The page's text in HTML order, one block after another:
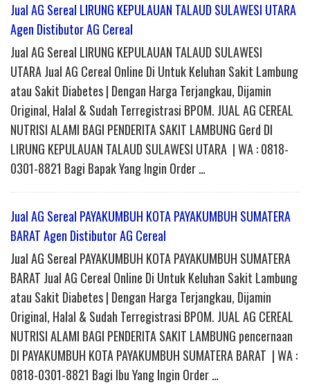
Jual AG Sereal LIRUNG KEPULAUAN TALAUD SULAWESI UTARA
Agen Distibutor AG Cereal
Jual AG Sereal LIRUNG KEPULAUAN TALAUD SULAWESI
UTARA Jual AG Cereal Online Di Untuk Keluhan Sakit Lambung
atau Sakit Diabetes | Dengan Harga Terjangkau, Dijamin
Original, Halal & Sudah Terregistrasi BPOM. JUAL AG CEREAL
NUTRISI ALAMI BAGI PENDERITA SAKIT LAMBUNG Gerd DI
LIRUNG KEPULAUAN TALAUD SULAWESI UTARA | WA : 0818-
0301-8821 Bagi Bapak Yang Ingin Order …
Jual AG Sereal PAYAKUMBUH KOTA PAYAKUMBUH SUMATERA
BARAT Agen Distibutor AG Cereal
Jual AG Sereal PAYAKUMBUH KOTA PAYAKUMBUH SUMATERA
BARAT Jual AG Cereal Online Di Untuk Keluhan Sakit Lambung
atau Sakit Diabetes | Dengan Harga Terjangkau, Dijamin
Original, Halal & Sudah Terregistrasi BPOM. JUAL AG CEREAL
NUTRISI ALAMI BAGI PENDERITA SAKIT LAMBUNG pencernaan
DI PAYAKUMBUH KOTA PAYAKUMBUH SUMATERA BARAT | WA :
0818-0301-8821 Bagi Ibu Yang Ingin Order …